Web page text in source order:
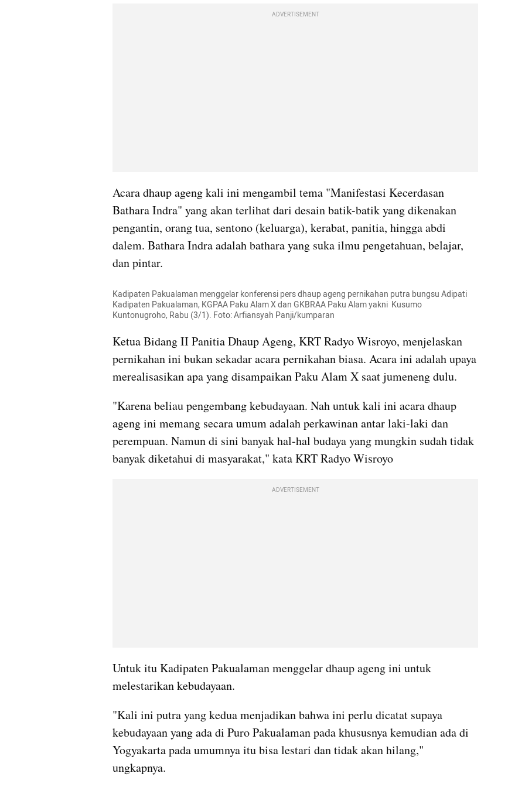
ADVERTISEMENT
Acara dhaup ageng kali ini mengambil tema "Manifestasi Kecerdasan
Bathara Indra" yang akan terlihat dari desain batik-batik yang dikenakan
pengantin, orang tua, sentono (keluarga), kerabat, panitia, hingga abdi
dalem. Bathara Indra adalah bathara yang suka ilmu pengetahuan, belajar,
dan pintar.
Kadipaten Pakualaman menggelar konferensi pers dhaup ageng pernikahan putra bungsu Adipati
Kadipaten Pakualaman, KGPAA Paku Alam X dan GKBRAA Paku Alam yakni  Kusumo
Kuntonugroho, Rabu (3/1). Foto: Arfiansyah Panji/kumparan
Ketua Bidang II Panitia Dhaup Ageng, KRT Radyo Wisroyo, menjelaskan
pernikahan ini bukan sekadar acara pernikahan biasa. Acara ini adalah upaya
merealisasikan apa yang disampaikan Paku Alam X saat jumeneng dulu.
"Karena beliau pengembang kebudayaan. Nah untuk kali ini acara dhaup
ageng ini memang secara umum adalah perkawinan antar laki-laki dan
perempuan. Namun di sini banyak hal-hal budaya yang mungkin sudah tidak
banyak diketahui di masyarakat," kata KRT Radyo Wisroyo
ADVERTISEMENT
Untuk itu Kadipaten Pakualaman menggelar dhaup ageng ini untuk
melestarikan kebudayaan.
"Kali ini putra yang kedua menjadikan bahwa ini perlu dicatat supaya
kebudayaan yang ada di Puro Pakualaman pada khususnya kemudian ada di
Yogyakarta pada umumnya itu bisa lestari dan tidak akan hilang,"
ungkapnya.